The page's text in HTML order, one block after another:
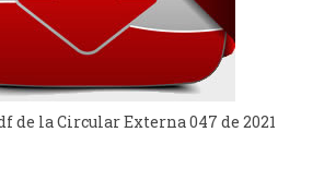
de la Circular Externa 047 de 2021